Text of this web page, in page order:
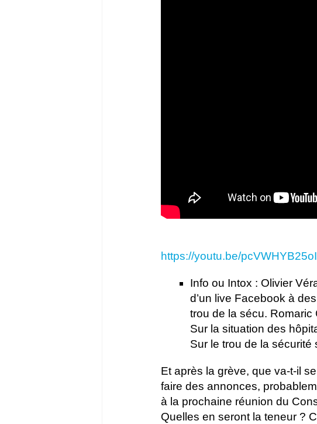
https://youtu.be/pcVWHYB25oI
Info ou Intox : Olivier
d’un live Facebook à
trou de la sécu. Romaric
Sur la situation des
Sur le trou de la sécurité
Et après la grève, que va-t-il
faire des annonces,
à la prochaine réunion du
Quelles en seront la teneur ?